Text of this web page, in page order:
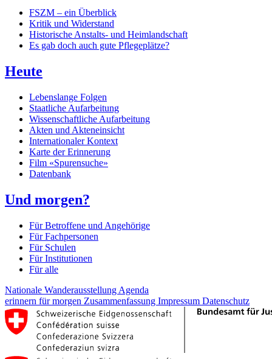
FSZM – ein Überblick
Kritik und Widerstand
Historische Anstalts- und Heimlandschaft
Es gab doch auch gute Pflegeplätze?
Heute
Lebenslange Folgen
Staatliche Aufarbeitung
Wissenschaftliche Aufarbeitung
Akten und Akteneinsicht
Internationaler Kontext
Karte der Erinnerung
Film «Spurensuche»
Datenbank
Und morgen?
Für Betroffene und Angehörige
Für Fachpersonen
Für Schulen
Für Institutionen
Für alle
Nationale Wanderausstellung Agenda
erinnern für morgen Zusammenfassung Impressum Datenschutz